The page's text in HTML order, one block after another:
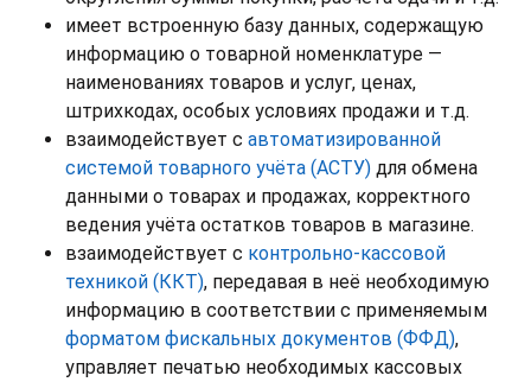
имеет встроенную базу данных, содержащую
информацию о товарной номенклатуре —
наименованиях товаров и услуг, ценах,
штрихкодах, особых условиях продажи и т.д.
взаимодействует с автоматизированной
системой товарного учёта (АСТУ) для обмена
данными о товарах и продажах, корректного
ведения учёта остатков товаров в магазине.
взаимодействует с контрольно-кассовой
техникой (ККТ), передавая в неё необходимую
информацию в соответствии с применяемым
форматом фискальных документов (ФФД),
управляет печатью необходимых кассовых